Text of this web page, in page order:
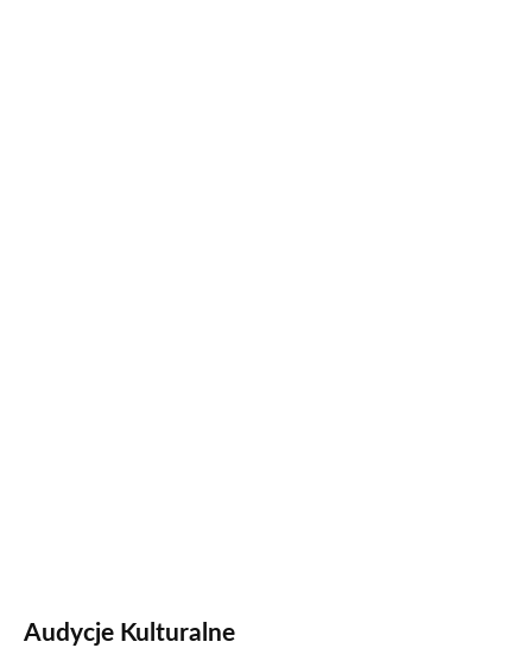
Audycje Kulturalne